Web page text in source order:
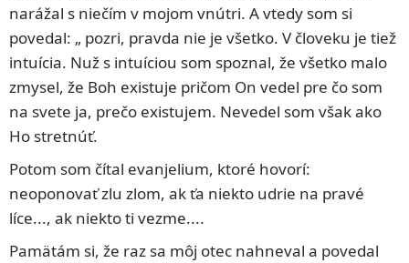
narážal s niečím v mojom vnútri. A vtedy som si
povedal: „ pozri, pravda nie je všetko. V človeku je tiež
intuícia. Nuž s intuíciou som spoznal, že všetko malo
zmysel, že Boh existuje pričom On vedel pre čo som
na svete ja, prečo existujem. Nevedel som však ako
Ho stretnúť.
Potom som čítal evanjelium, ktoré hovorí:
neoponovať zlu zlom, ak ťa niekto udrie na pravé
líce..., ak niekto ti vezme....
Pamätám si, že raz sa môj otec nahneval a povedal